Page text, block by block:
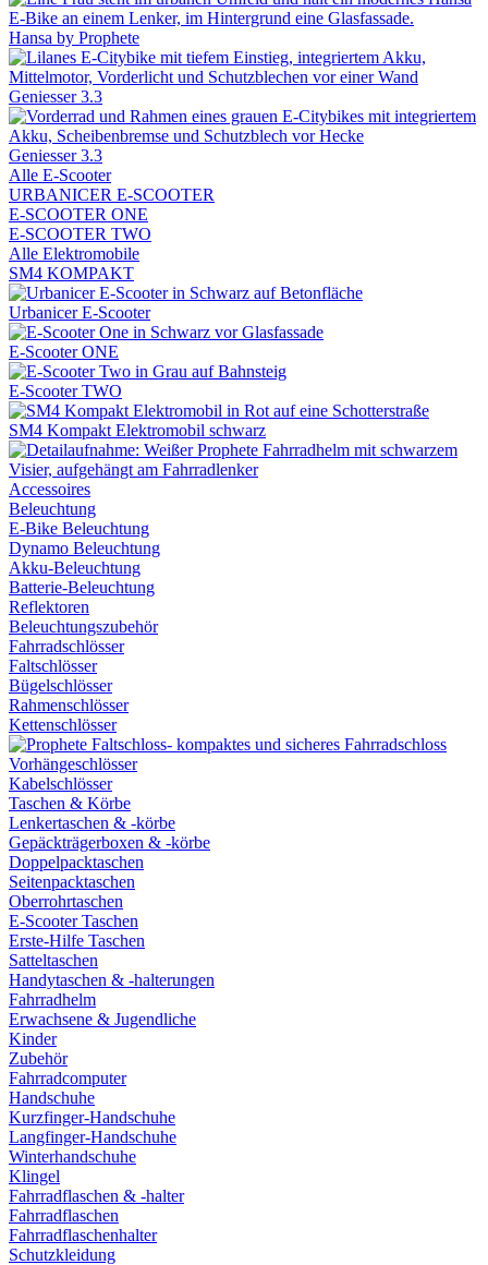
Hansa by Prophete
Geniesser 3.3
Geniesser 3.3
Alle E-Scooter
URBANICER E-SCOOTER
E-SCOOTER ONE
E-SCOOTER TWO
Alle Elektromobile
SM4 KOMPAKT
Urbanicer E-Scooter
E-Scooter ONE
E-Scooter TWO
SM4 Kompakt Elektromobil schwarz
Accessoires
Beleuchtung
E-Bike Beleuchtung
Dynamo Beleuchtung
Akku-Beleuchtung
Batterie-Beleuchtung
Reflektoren
Beleuchtungszubehör
Fahrradschlösser
Faltschlösser
Bügelschlösser
Rahmenschlösser
Kettenschlösser
Vorhängeschlösser
Kabelschlösser
Taschen & Körbe
Lenkertaschen & -körbe
Gepäckträgerboxen & -körbe
Doppelpacktaschen
Seitenpacktaschen
Oberrohrtaschen
E-Scooter Taschen
Erste-Hilfe Taschen
Satteltaschen
Handytaschen & -halterungen
Fahrradhelm
Erwachsene & Jugendliche
Kinder
Zubehör
Fahrradcomputer
Handschuhe
Kurzfinger-Handschuhe
Langfinger-Handschuhe
Winterhandschuhe
Klingel
Fahrradflaschen & -halter
Fahrradflaschen
Fahrradflaschenhalter
Schutzkleidung